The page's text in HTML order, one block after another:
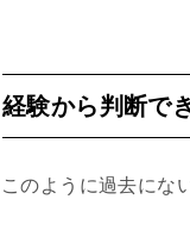
経験から判断で
このように過去にな